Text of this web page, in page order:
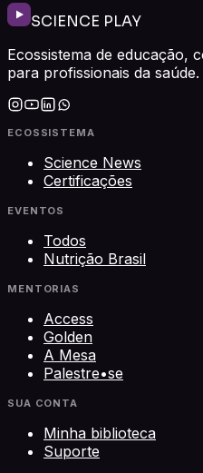
SCIENCE PLAY
Ecossistema de educação,
para profissionais da
ECOSSISTEMA
Science News
Certificações
EVENTOS
Todos
Nutrição Brasil
MENTORIAS
Access
Golden
A Mesa
Palestre•se
SUA CONTA
Minha biblioteca
Suporte